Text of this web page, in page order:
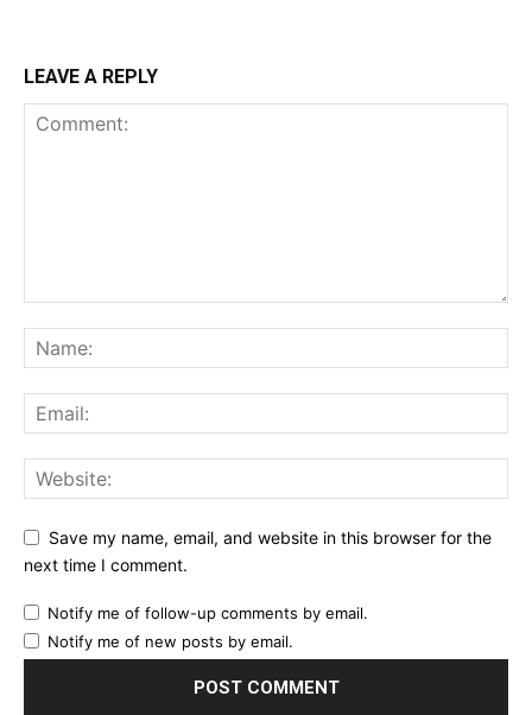
LEAVE A REPLY
Save my name, email, and website in this browser for the
next time I comment.
Notify me of follow-up comments by email.
Notify me of new posts by email.